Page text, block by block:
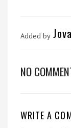
Added by
NO
WRITE A